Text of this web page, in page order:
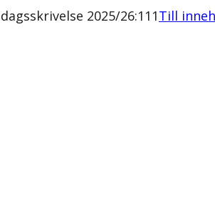
2025/26:111Till